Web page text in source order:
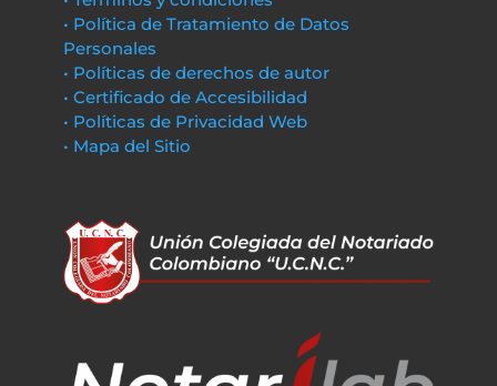
• Política de Tratamiento de Datos
Personales
• Políticas de derechos de autor
• Certificado de Accesibilidad
• Políticas de Privacidad Web
• Mapa del Sitio